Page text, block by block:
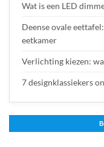
Wat is een LED
Deense ovale
eetkamer
Verlichting kiezen:
7 designklassiekers